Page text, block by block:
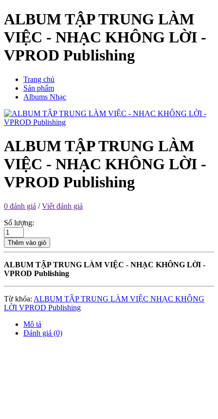
ALBUM TẬP TRUNG LÀM
VIỆC - NHẠC KHÔNG LỜI -
VPROD Publishing
Trang chủ
Sản phẩm
Albums Nhạc
ALBUM TẬP TRUNG LÀM
VIỆC - NHẠC KHÔNG LỜI -
VPROD Publishing
0 đánh giá /Viết đánh giá
Số lượng:
Thêm vào giỏ
ALBUM TẬP TRUNG LÀM VIỆC - NHẠC KHÔNG LỜI -
VPROD Publishing
Từ khóa: ALBUM TẬP TRUNG LÀM VIỆC NHẠC KHÔNG
LỜI VPROD Publishing
Mô tả
Đánh giá (0)